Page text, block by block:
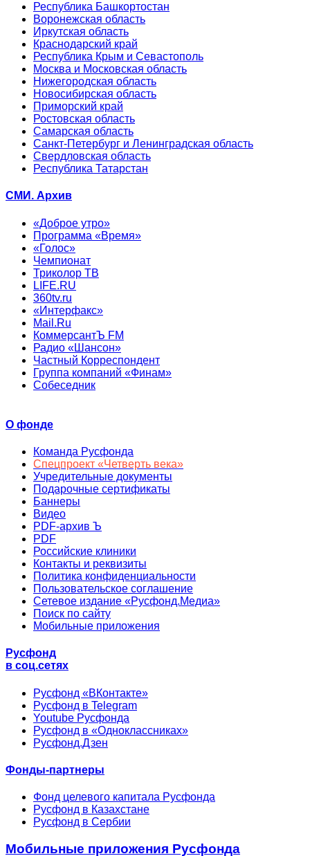
Республика Башкортостан
Воронежская область
Иркутская область
Краснодарский край
Республика Крым и Севастополь
Москва и Московская область
Нижегородская область
Новосибирская область
Приморский край
Ростовская область
Самарская область
Санкт-Петербург и Ленинградская область
Свердловская область
Республика Татарстан
СМИ. Архив
«Доброе утро»
Программа «Время»
«Голос»
Чемпионат
Триколор ТВ
LIFE.RU
360tv.ru
«Интерфакс»
Mail.Ru
КоммерсантЪ FM
Радио «Шансон»
Частный Корреспондент
Группа компаний «Финам»
Собеседник
О фонде
Команда Русфонда
Спецпроект «Четверть века»
Учредительные документы
Подарочные сертификаты
Баннеры
Видео
PDF-архив Ъ
PDF
Российские клиники
Контакты и реквизиты
Политика конфиденциальности
Пользовательское соглашение
Сетевое издание «Русфонд.Медиа»
Поиск по сайту
Мобильные приложения
Русфонд
в соц.сетях
Русфонд «ВКонтакте»
Русфонд в Telegram
Youtube Русфонда
Русфонд в «Одноклассниках»
Русфонд.Дзен
Фонды-партнеры
Фонд целевого капитала Русфонда
Русфонд в Казахстане
Русфонд в Сербии
Мобильные приложения Русфонда